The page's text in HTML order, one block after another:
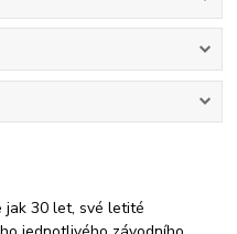
jak 30 let, své letité